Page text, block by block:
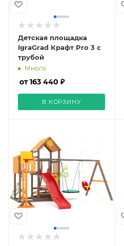
Детская площадка
IgraGrad Крафт Pro 3 с
трубой
Много
от 163 440 ₽
В КОРЗИНУ